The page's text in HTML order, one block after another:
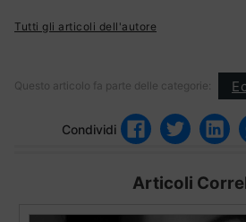
Tutti gli articoli dell'autore
Questo articolo fa parte delle categorie:
Condividi
Articoli